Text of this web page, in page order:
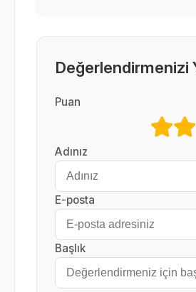
Değerlendirmenizi
Puan
Adınız
E-posta
Başlık